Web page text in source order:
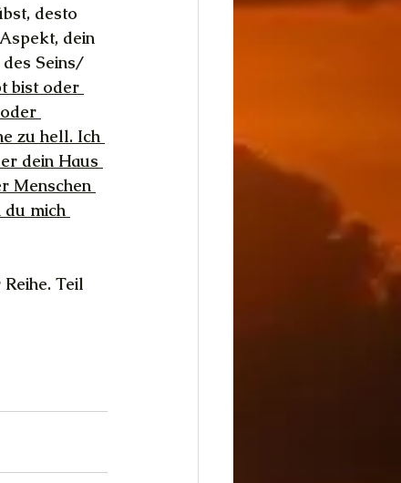
desto
dein
Seins/
bist oder
zu hell. Ich
dein Haus
Menschen
du mich
Teil